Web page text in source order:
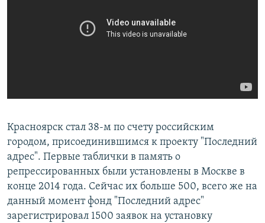
Красноярск стал 38-м по счету российским
городом, присоединившимся к проекту "Последний
адрес". Первые таблички в память о
репрессированных были установлены в Москве в
конце 2014 года. Сейчас их больше 500, всего же на
данный момент фонд "Последний адрес"
зарегистрировал 1500 заявок на установку